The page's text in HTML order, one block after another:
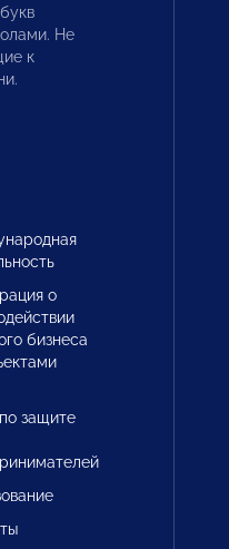
Не
к
о
бизнеса
защите